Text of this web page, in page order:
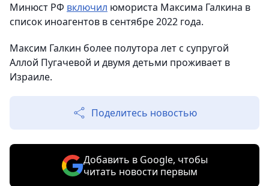
Минюст РФ включил юмориста Максима Галкина в
список иноагентов в сентябре 2022 года.
Максим Галкин более полутора лет с супругой
Аллой Пугачевой и двумя детьми проживает в
Израиле.
Поделитесь новостью
Добавить в Google, чтобы
читать новости первым